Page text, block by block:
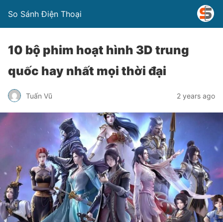
So Sánh Điện Thoại
10 bộ phim hoạt hình 3D trung
quốc hay nhất mọi thời đại
Tuấn Vũ 2 years ago